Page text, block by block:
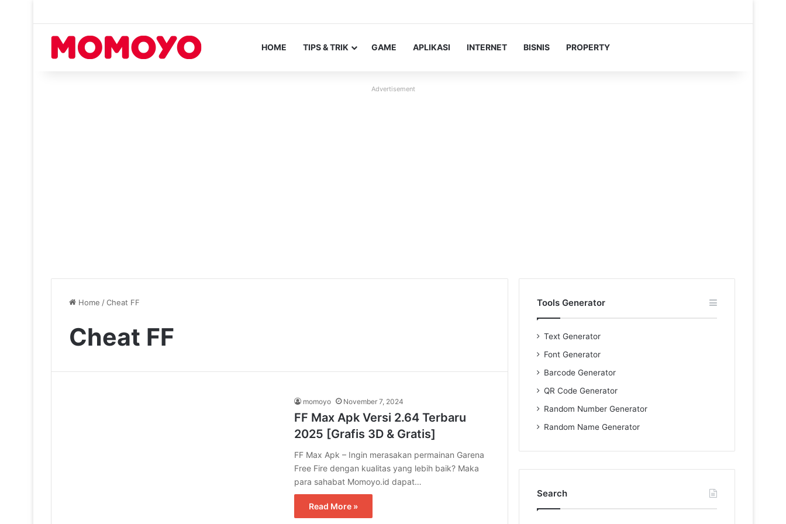
HOME TIPS & TRIK GAME APLIKASI INTERNET BISNIS PROPERTY
Advertisement
Home /Cheat FF
Cheat FF
momoyo November 7, 2024
FF Max Apk Versi 2.64 Terbaru
2025 [Grafis 3D & Gratis]
FF Max Apk – Ingin merasakan permainan Garena
Free Fire dengan kualitas yang lebih baik? Maka
para sahabat Momoyo.id dapat…
Read More »
Tools Generator
Text Generator
Font Generator
Barcode Generator
QR Code Generator
Random Number Generator
Random Name Generator
Search